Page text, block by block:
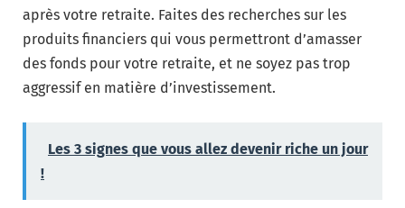
après votre retraite. Faites des recherches sur les
produits financiers qui vous permettront d’amasser
des fonds pour votre retraite, et ne soyez pas trop
aggressif en matière d’investissement.
Les 3 signes que vous allez devenir riche un jour
!